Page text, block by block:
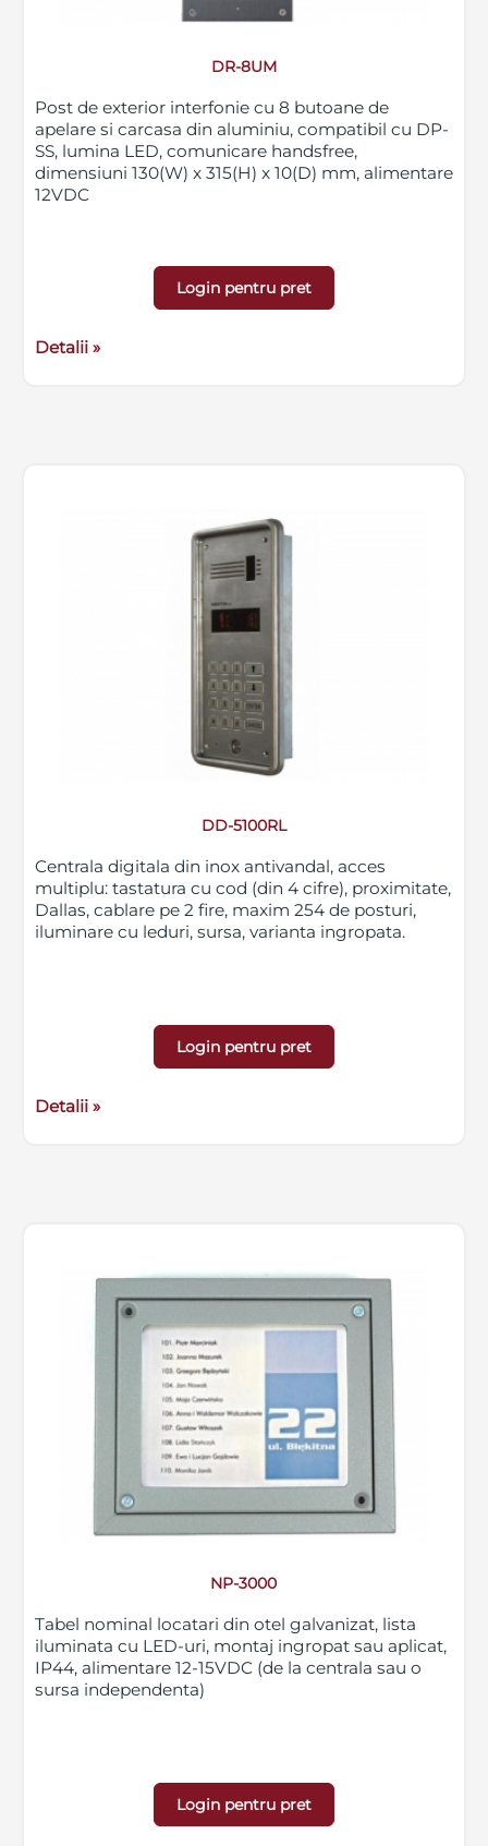
DR-8UM
Post de exterior interfonie cu 8 butoane de
apelare si carcasa din aluminiu, compatibil cu DP-
SS, lumina LED, comunicare handsfree,
dimensiuni 130(W) x 315(H) x 10(D) mm, alimentare
12VDC
Login pentru pret
Detalii »
DD-5100RL
Centrala digitala din inox antivandal, acces
multiplu: tastatura cu cod (din 4 cifre), proximitate,
Dallas, cablare pe 2 fire, maxim 254 de posturi,
iluminare cu leduri, sursa, varianta ingropata.
Login pentru pret
Detalii »
NP-3000
Tabel nominal locatari din otel galvanizat, lista
iluminata cu LED-uri, montaj ingropat sau aplicat,
IP44, alimentare 12-15VDC (de la centrala sau o
sursa independenta)
Login pentru pret